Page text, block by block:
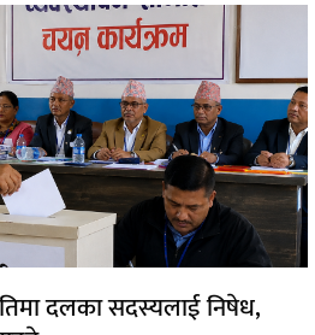
दलका सदस्यलाई निषेध,